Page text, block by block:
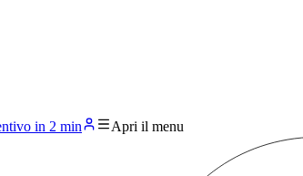
in 2 min Apri il menu